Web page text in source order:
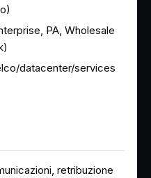
PA, Wholesale
datacenter/services
retribuzione